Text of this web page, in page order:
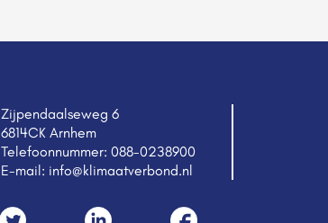
Zijpendaalseweg 6
6814CK Arnhem
Telefoonnummer: 088-0238900
E-mail: info@klimaatverbond.nl